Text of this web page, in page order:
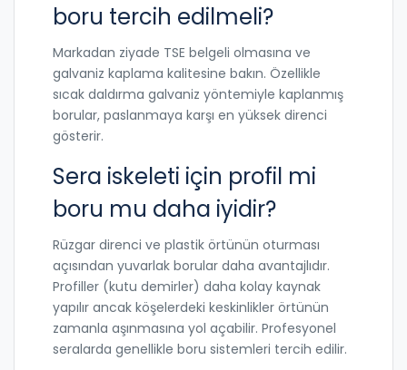
boru tercih edilmeli?
Markadan ziyade TSE belgeli olmasına ve
galvaniz kaplama kalitesine bakın. Özellikle
sıcak daldırma galvaniz yöntemiyle kaplanmış
borular, paslanmaya karşı en yüksek direnci
gösterir.
Sera iskeleti için profil mi
boru mu daha iyidir?
Rüzgar direnci ve plastik örtünün oturması
açısından yuvarlak borular daha avantajlıdır.
Profiller (kutu demirler) daha kolay kaynak
yapılır ancak köşelerdeki keskinlikler örtünün
zamanla aşınmasına yol açabilir. Profesyonel
seralarda genellikle boru sistemleri tercih edilir.